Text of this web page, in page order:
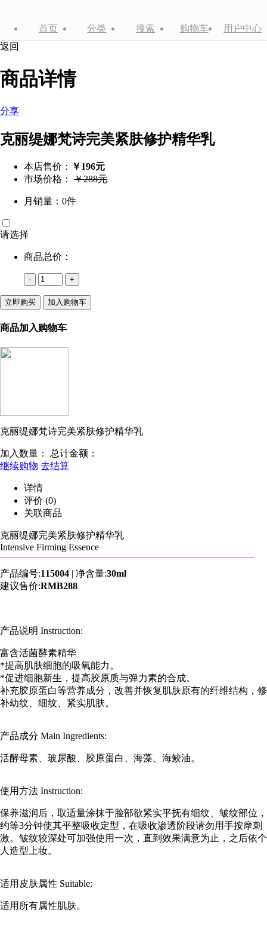
首页 分类 搜索 购物车
用户中心
返回
商品详情
分享
克丽缇娜梵诗完美紧肤修护精华乳
本店售价： ￥196元
市场价格： ￥288元
月销量：0件
请选择
商品总价：
- +
立即购买 加入购物车
商品加入购物车
克丽缇娜梵诗完美紧肤修护精华乳
加入数量： 总计金额：
继续购物 去结算
详情
评价 (0)
关联商品
克丽缇娜完美紧肤修护精华乳
Intensive Firming Essence
产品编号:115004 | 净含量:30ml
建议售价:RMB288
产品说明 Instruction:
富含活菌酵素精华
*提高肌肤细胞的吸氧能力。
*促进细胞新生，提高胶原质与弹力素的合成。
补充胶原蛋白等营养成分，改善并恢复肌肤原有的纤维结构，修
补幼纹、细纹、紧实肌肤。
产品成分 Main Ingredients:
活酵母素、玻尿酸、胶原蛋白、海藻、海鲛油。
使用方法 Instruction:
保养滋润后，取适量涂抹于脸部欲紧实平抚有细纹、皱纹部位，
约等3分钟使其平整吸收定型，在吸收渗透阶段请勿用手按摩刺
激。皱纹较深处可加强使用一次，直到效果满意为止，之后依个
人造型上妆。
适用皮肤属性 Suitable:
适用所有属性肌肤。